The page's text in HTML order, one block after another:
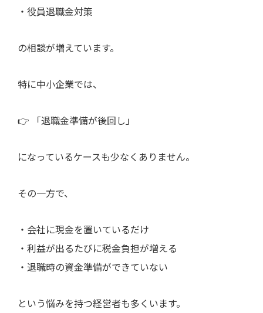
・役員退職金対策
の相談が増えています。
特に中小企業では、
👉 「退職金準備が後回し」
になっているケースも少なくありません。
その一方で、
・会社に現金を置いているだけ
・利益が出るたびに税金負担が増える
・退職時の資金準備ができていない
という悩みを持つ経営者も多くいます。